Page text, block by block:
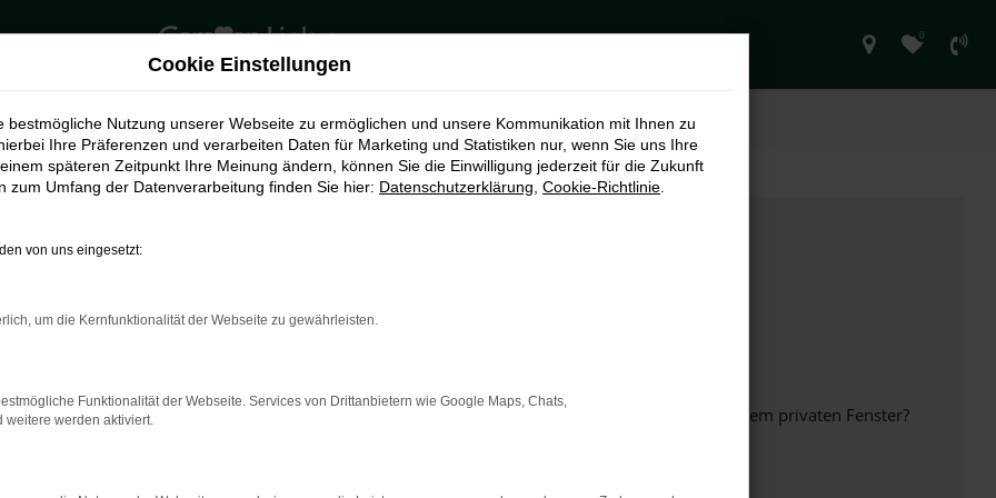
0
bestimmter Seiten verhindern. Funktioniert die Seite in einem anderen Browser oder in einem privaten Fenster?
beheben.
Cookie Einstellungen
bestmögliche Nutzung unserer Webseite zu ermöglichen und unsere Kommunikation mit Ihnen zu
Ihre Präferenzen und verarbeiten Daten für Marketing und Statistiken nur, wenn Sie uns Ihre
späteren Zeitpunkt Ihre Meinung ändern, können Sie die Einwilligung jederzeit für die Zukunft
zum Umfang der Datenverarbeitung finden Sie hier: Datenschutzerklärung Cookie-Richtlinie
von uns eingesetzt:
um die Kernfunktionalität der Webseite zu gewährleisten.
Funktionalität der Webseite. Services von Drittanbietern wie Google Maps, Chats,
weitere werden aktiviert.